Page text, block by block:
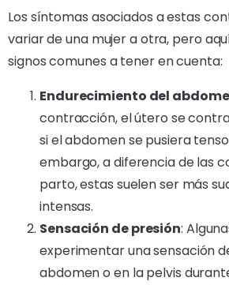
Los síntomas asociados a estas
variar de una mujer a otra, pero
signos comunes a tener en cuenta:
Endurecimiento del
contracción, el útero se
si el abdomen se pusiera
embargo, a diferencia de las
parto, estas suelen ser más
intensas.
Sensación de presión:
experimentar una sensación
abdomen o en la pelvis